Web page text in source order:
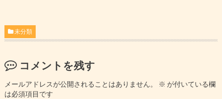
未分類
コメントを残す
メールアドレスが公開されることはありません。 ※ が付いている欄
は必須項目です